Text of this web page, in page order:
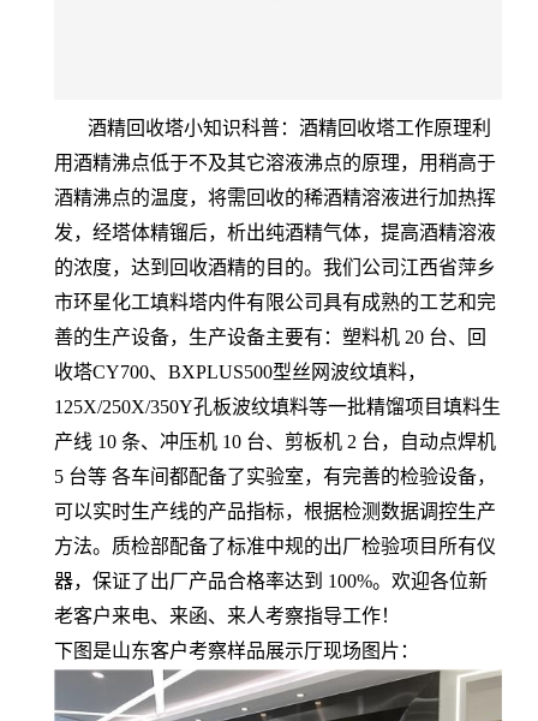
酒精回收塔小知识科普：酒精回收塔工作原理利
用酒精沸点低于不及其它溶液沸点的原理，用稍高于
酒精沸点的温度，将需回收的稀酒精溶液进行加热挥
发，经塔体精镏后，析出纯酒精气体，提高酒精溶液
的浓度，达到回收酒精的目的。我们公司江西省萍乡
市环星化工填料塔内件有限公司具有成熟的工艺和完
善的生产设备，生产设备主要有：塑料机 20 台、回
收塔CY700、BXPLUS500型丝网波纹填料，
125X/250X/350Y孔板波纹填料等一批精馏项目填料生
产线 10 条、冲压机 10 台、剪板机 2 台，自动点焊机
5 台等 各车间都配备了实验室，有完善的检验设备，
可以实时生产线的产品指标，根据检测数据调控生产
方法。质检部配备了标准中规的出厂检验项目所有仪
器，保证了出厂产品合格率达到 100%。欢迎各位新
老客户来电、来函、来人考察指导工作！
下图是山东客户考察样品展示厅现场图片：